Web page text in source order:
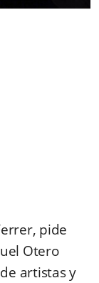
window
in a new window
pide
Otero
artistas y